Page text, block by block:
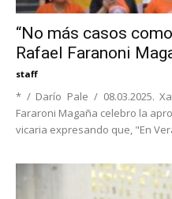
“No más casos
Rafael Faranoni
staff
* / Darío Pale / 08.03.2025.
Fararoni Magaña celebro la
vicaria expresando que, "En